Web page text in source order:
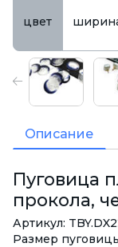
цвет
Описание
Пуговица
прокола,
Артикул:
Размер